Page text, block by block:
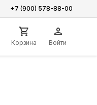
+7 (900) 578-88-00
Корзина Войти